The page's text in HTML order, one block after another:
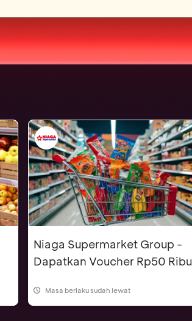
Niaga Supermarket Group -
Dapatkan Voucher Rp50 Ribu
Masa berlaku sudah lewat